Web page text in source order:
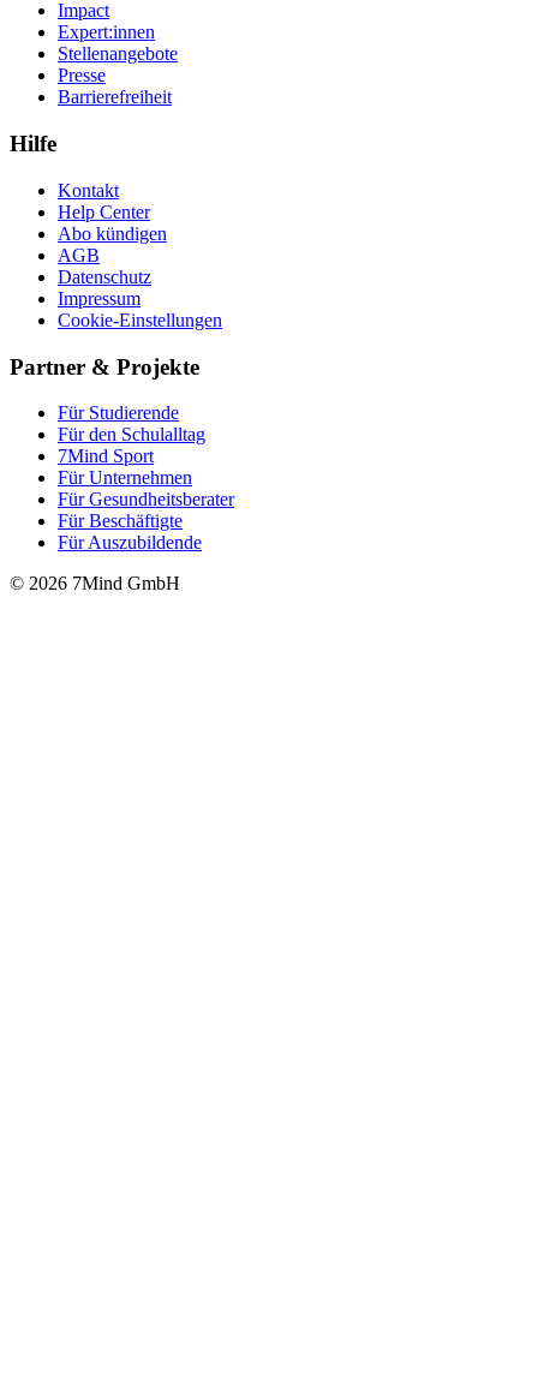
Impact
Expert:innen
Stellenangebote
Presse
Barrierefreiheit
Hilfe
Kontakt
Help Center
Abo kündigen
AGB
Datenschutz
Impressum
Cookie-Einstellungen
Partner & Projekte
Für Stu­die­rende
Für den Schulalltag
7Mind Sport
Für Unter­neh­men
Für Gesund­heits­be­ra­ter
Für Beschäftigte
Für Auszubildende
© 2026 7Mind GmbH